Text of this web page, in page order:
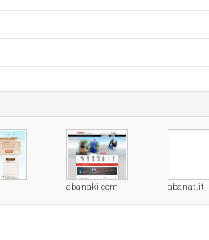
abanaki.com abanat.it